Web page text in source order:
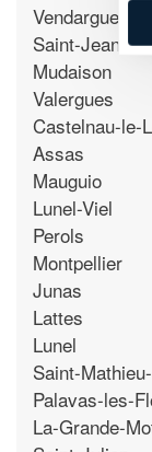
Vendargues
Saint-Jean-
Mudaison
Valergues
Castelnau-le-
Assas
Mauguio
Lunel-Viel
Perols
Montpellier
Junas
Lattes
Lunel
Saint-
Palavas-les-
La-Grande-